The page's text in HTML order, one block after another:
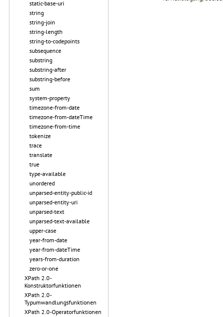
static-base-uri
string
string-join
string-length
string-to-codepoints
subsequence
substring
substring-after
substring-before
sum
system-property
timezone-from-date
timezone-from-dateTime
timezone-from-time
tokenize
trace
translate
true
type-available
unordered
unparsed-entity-public-id
unparsed-entity-uri
unparsed-text
unparsed-text-available
upper-case
year-from-date
year-from-dateTime
years-from-duration
zero-or-one
XPath 2.0-
Konstruktorfunktionen
XPath 2.0-
Typumwandlungsfunktionen
XPath 2.0-Operatorfunktionen